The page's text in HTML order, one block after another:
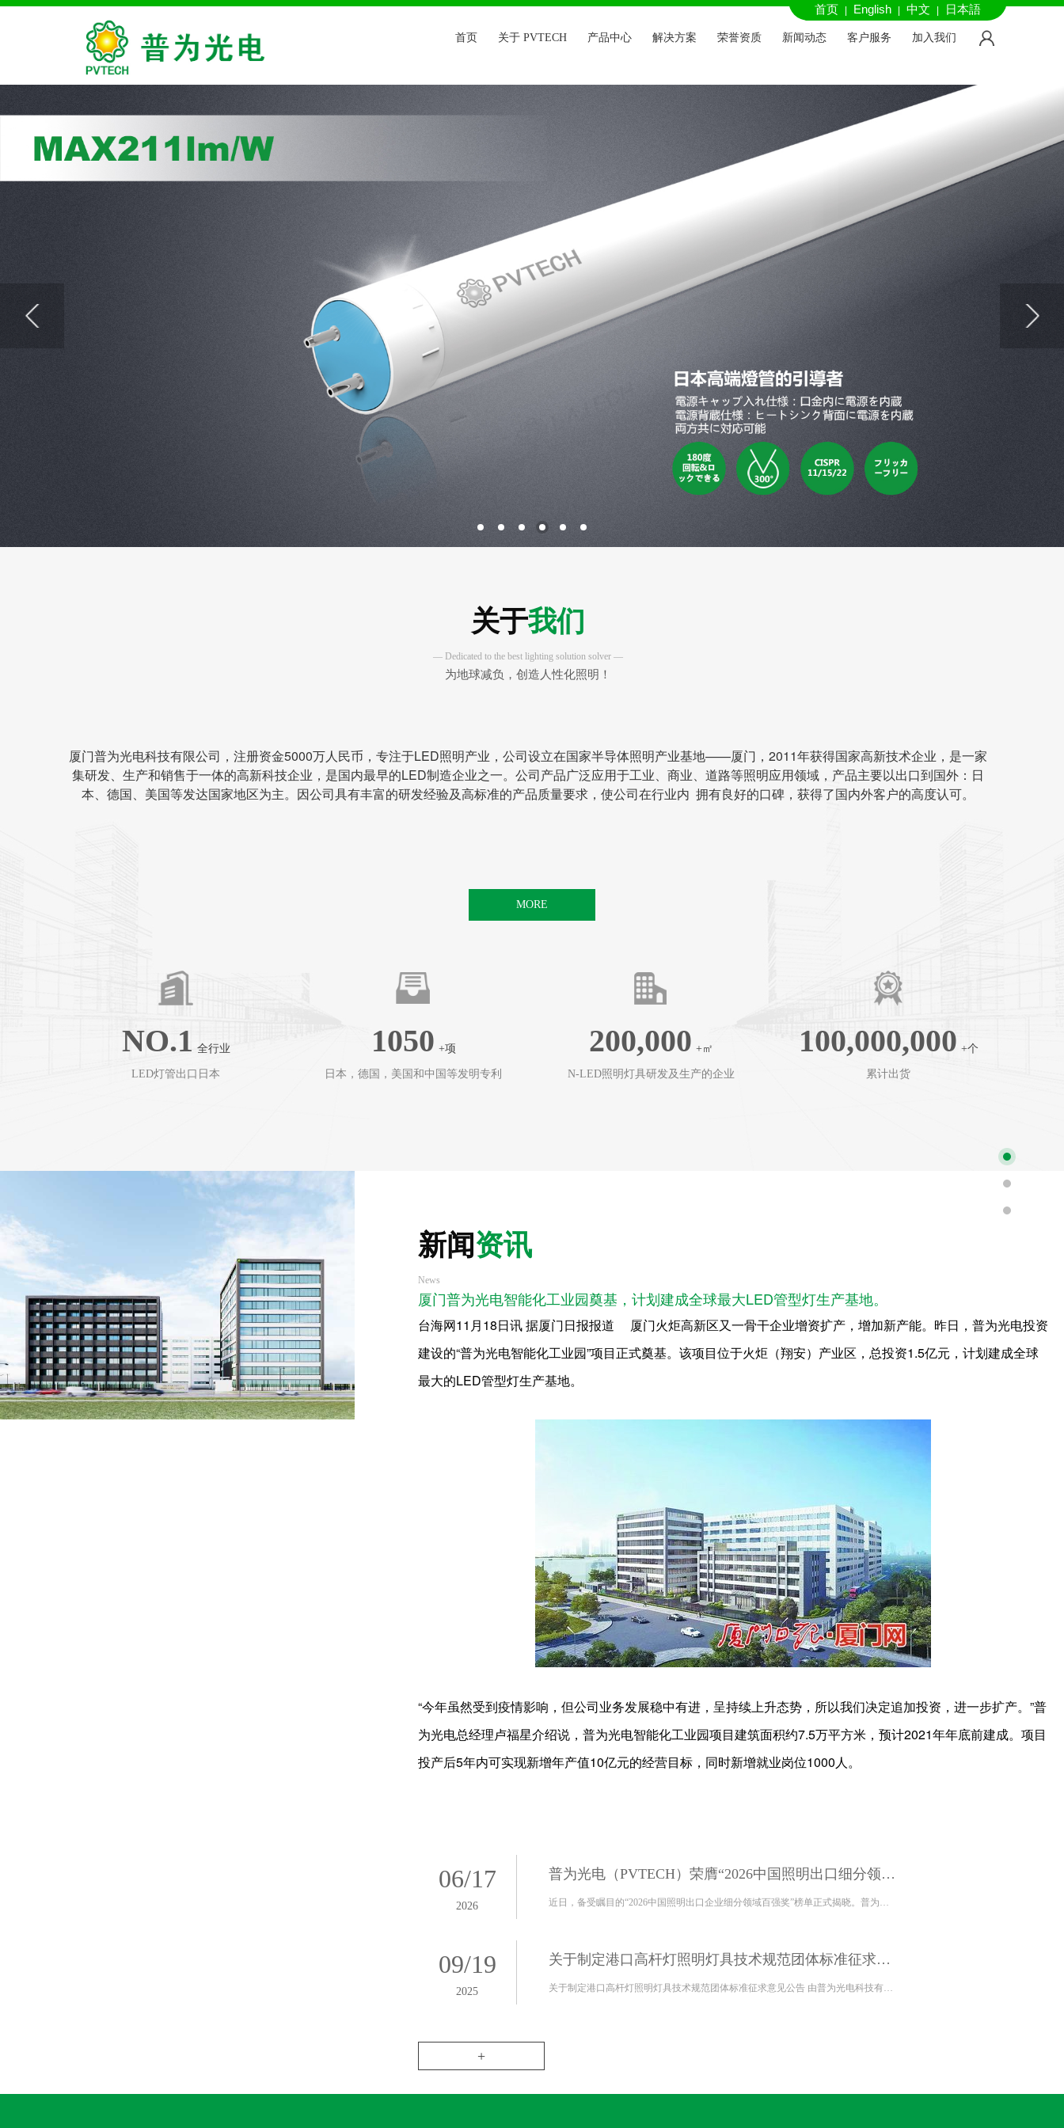
首页 English 中文 日本語
首页 关于 PVTECH 产品中心 解决方案 荣誉资质 新闻动态 客户服务 加入我们
关于我们
— Dedicated to the best lighting solution solver —
为地球减负，创造人性化照明！
厦门普为光电科技有限公司，注册资金5000万人民币，专注于LED照明产业，公司设立在国家半导体照明产业基地——厦门，2011年获得国家高新技术企业，是一家
集研发、生产和销售于一体的高新科技企业，是国内最早的LED制造企业之一。公司产品广泛应用于工业、商业、道路等照明应用领域，产品主要以出口到国外：日
本、德国、美国等发达国家地区为主。因公司具有丰富的研发经验及高标准的产品质量要求，使公司在行业内 拥有良好的口碑，获得了国内外客户的高度认可。
MORE
NO.1 全行业
LED灯管出口日本
1050 +项
日本，德国，美国和中国等发明专利
200,000 +㎡
N-LED照明灯具研发及生产的企业
100,000,000 +个
累计出货
新闻资讯
News
厦门普为光电智能化工业园奠基，计划建成全球最大LED管型灯生产基地。
台海网11月18日讯 据厦门日报报道 厦门火炬高新区又一骨干企业增资扩产，增加新产能。昨日，普为光电投资
建设的“普为光电智能化工业园”项目正式奠基。该项目位于火炬（翔安）产业区，总投资1.5亿元，计划建成全球
最大的LED管型灯生产基地。
“今年虽然受到疫情影响，但公司业务发展稳中有进，呈持续上升态势，所以我们决定追加投资，进一步扩产。”普
为光电总经理卢福星介绍说，普为光电智能化工业园项目建筑面积约7.5万平方米，预计2021年年底前建成。项目
投产后5年内可实现新增年产值10亿元的经营目标，同时新增就业岗位1000人。
06/17
2026
普为光电（PVTECH）荣膺“2026中国照明出口细分领域百强——光源十强”
近日，备受瞩目的“2026中国照明出口企业细分领域百强奖”榜单正式揭晓。普为光电（PVTECH）凭借在照明出口领域的卓越市场表现与强大的产品竞争力，成功入选“光源十强” ！这不仅是业界对普为光电深耕海外市场、坚持...
09/19
2025
关于制定港口高杆灯照明灯具技术规范团体标准征求意见公告
关于制定港口高杆灯照明灯具技术规范团体标准征求意见公告 由普为光电科技有限公司发起的港口高杆灯照明灯具技术规范团体标准征求意见稿已编制完成，现征求有关单位和团体意见。查询征求意见稿明细可与我司联...
+